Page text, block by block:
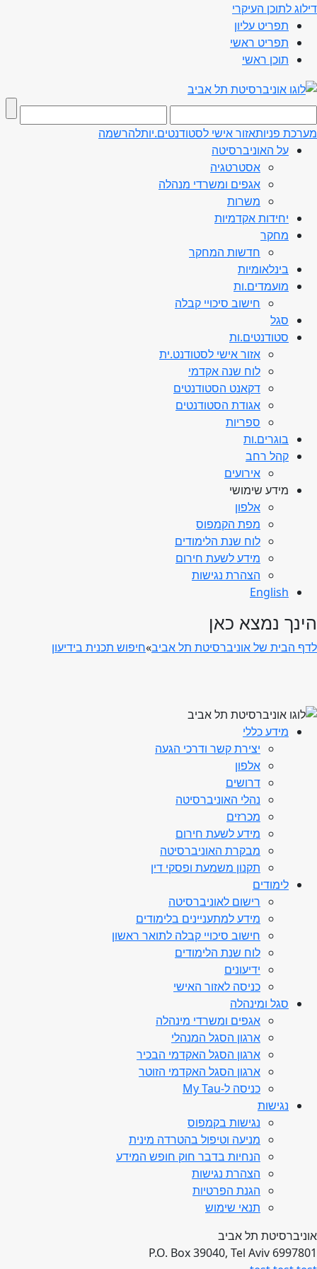
דילוג לתוכן העיקרי
תפריט עליון
תפריט ראשי
תוכן ראשי
מערכת פניותאזור אישי לסטודנטים.יותלהרשמה
על האוניברסיטה
אסטרטגיה
אגפים ומשרדי מנהלה
משרות
יחידות אקדמיות
מחקר
חדשות המחקר
בינלאומיות
מועמדים.ות
חישוב סיכויי קבלה
סגל
סטודנטים.ות
אזור אישי לסטודנט.ית
לוח שנה אקדמי
דקאנט הסטודנטים
אגודת הסטודנטים
ספריות
בוגרים.ות
קהל רחב
אירועים
מידע שימושי
אלפון
מפת הקמפוס
לוח שנת הלימודים
מידע לשעת חירום
הצהרת נגישות
English
הינך נמצא כאן
לדף הבית של אוניברסיטת תל אביב»חיפוש תכנית בידיעון
מידע כללי
יצירת קשר ודרכי הגעה
אלפון
דרושים
נהלי האוניברסיטה
מכרזים
מידע לשעת חירום
מבקרת האוניברסיטה
תקנון משמעת ופסקי דין
לימודים
רישום לאוניברסיטה
מידע למתעניינים בלימודים
חישוב סיכויי קבלה לתואר ראשון
לוח שנת הלימודים
ידיעונים
כניסה לאזור האישי
סגל ומינהלה
אגפים ומשרדי מינהלה
ארגון הסגל המנהלי
ארגון הסגל האקדמי הבכיר
ארגון הסגל האקדמי הזוטר
כניסה ל-My Tau
נגישות
נגישות בקמפוס
מניעה וטיפול בהטרדה מינית
הנחיות בדבר חוק חופש המידע
הצהרת נגישות
הגנת הפרטיות
תנאי שימוש
אוניברסיטת תל אביב
P.O. Box 39040, Tel Aviv 6997801